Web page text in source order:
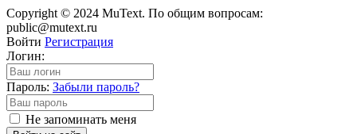
Copyright © 2024 MuText. По общим вопросам:
public@mutext.ru
Войти Регистрация
Логин:
Пароль: Забыли пароль?
Не запоминать меня